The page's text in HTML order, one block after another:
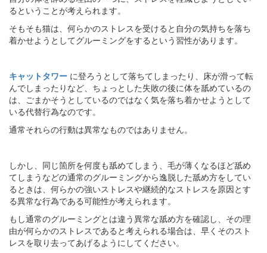
るということが考えられます。
そもそも猫は、何らかのストレスを受けると自分の気持ちを落ち
着かせようとしてグルーミングをするという習性があります。
キャットタワー に登ろうとして落ちてしまったり、床が滑って転
んでしまったりなど、ちょっとした失敗の後に体を舐めているの
は、ごまかそうとしているのではなく気を落ち着かせようとして
いる代替行為なのです。
通常それらの行動は異常なものではありません。
しかし、同じ箇所を何度も舐めてしまう、毛が薄くなるほど舐め
てしまうなどの通常のグルーミングから逸脱した舐め方をしてい
るときは、何らかの強いストレスや継続的なストレスを原因とす
る異常な行為である可能性が考えられます。
もし通常のグルーミングとは違う異常な舐め方を確認し、その理
由が何らかのストレスであると考えられる場合は、早くそのスト
レスを取り去ってあげるようにしてください。